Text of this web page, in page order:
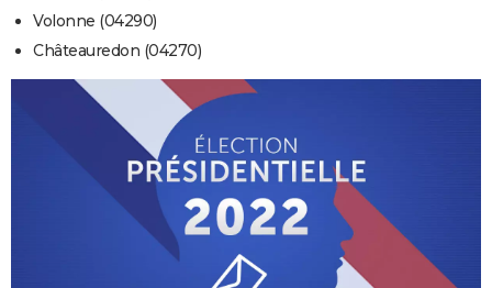
Volonne (04290)
Châteauredon (04270)